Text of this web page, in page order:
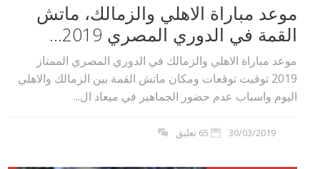
موعد مباراة الاهلي والزمالك، ماتش
القمة في الدوري المصري 2019...
موعد مباراة الاهلي والزمالك في الدوري المصري الممتاز
2019 توقيت توقعات ومكان ماتش القمة بين الزمالك والاهلي
اليوم واسباب عدم حضور الجماهير في ميعاد ال...
30/03/2019 65 تعليق